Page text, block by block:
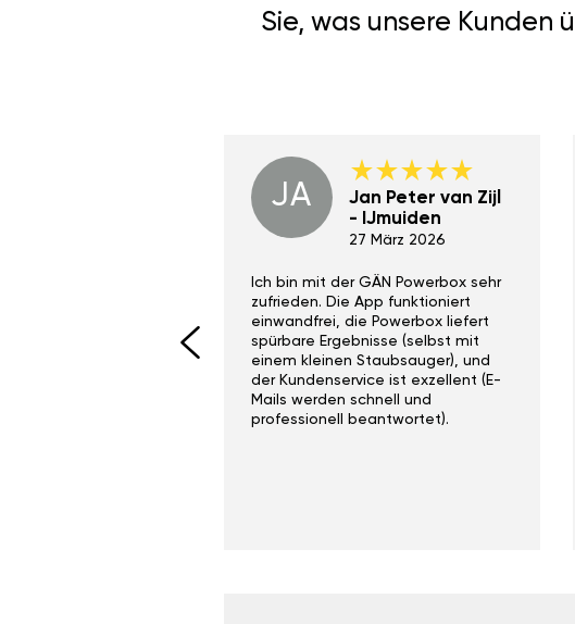
Sie, was unsere Kunden
JA
Jan Peter van Zijl
- IJmuiden
27 März 2026
Ich bin mit der GÄN Powerbox sehr
zufrieden. Die App funktioniert
einwandfrei, die Powerbox liefert
spürbare Ergebnisse (selbst mit
einem kleinen Staubsauger), und
der Kundenservice ist exzellent (E-
Mails werden schnell und
professionell beantwortet).